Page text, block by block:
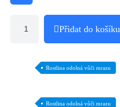
Přidat do košíku
Rostlina odolná vůči mrazu
Rostlina odolná vůči mrazu